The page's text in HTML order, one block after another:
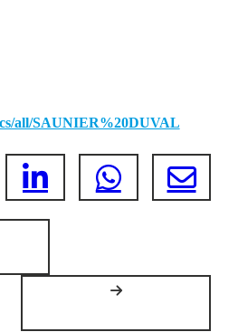
all/SAUNIER%20DUVAL